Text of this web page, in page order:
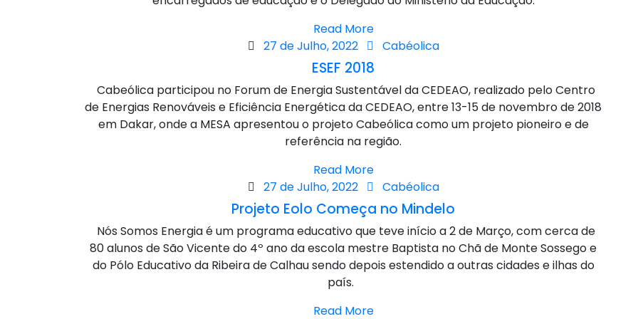
Read More
Posted
27 de Julho, 2022 Cabéolica
ESEF 2018
Cabeólica participou no Forum de Energia Sustentável da CEDEAO, realizado pelo Centro
de Energias Renováveis e Eficiência Energética da CEDEAO, entre 13-15 de novembro de 2018
em Dakar, onde a MESA apresentou o projeto Cabeólica como um projeto pioneiro e de
referência na região.
Read More
Posted
on
27 de Julho, 2022 Cabéolica
Projeto Eolo Começa no Mindelo
Nós Somos Energia é um programa educativo que teve início a 2 de Março, com cerca de
80 alunos de São Vicente do 4º ano da escola mestre Baptista no Chã de Monte Sossego e
do Pólo Educativo da Ribeira de Calhau sendo depois estendido a outras cidades e ilhas do
país.
Read More